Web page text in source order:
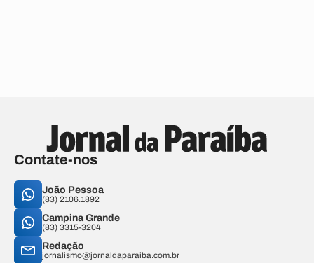
Contate-nos
João Pessoa
(83) 2106.1892
Campina Grande
(83) 3315-3204
Redação
jornalismo@jornaldaparaiba.com.br